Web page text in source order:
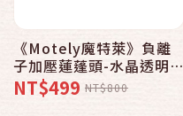
《Motely魔特萊》負離
子加壓蓮蓬頭-水晶透明系
〈8ST水晶綠x1 香精x3
花形環x1〉
NT$499 NT$800